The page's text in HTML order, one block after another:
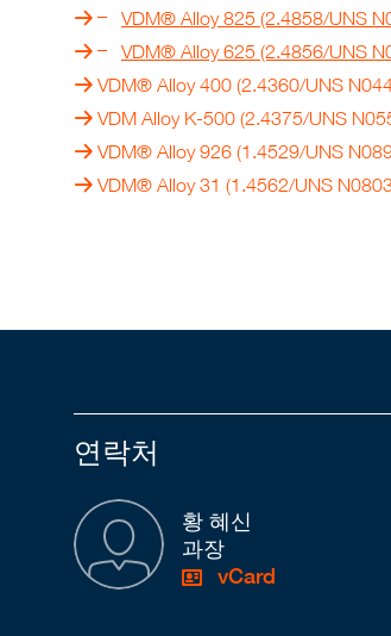
VDM® Alloy 825 (2.4858/UNS
VDM® Alloy 625 (2.4856/UNS
VDM® Alloy 400 (2.4360/UNS
VDM Alloy K-500(2.4375/UNS
VDM® Alloy 926 (1.4529/UNS
VDM® Alloy 31 (1.4562/UNS
연락처
황 혜신
과장
vCard